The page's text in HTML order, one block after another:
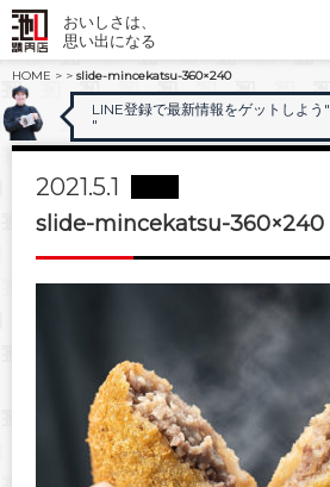
おいしさは、
思い出になる
HOME > > slide-mincekatsu-360×240
LINE登録で最新情報をゲットしよう"
"
2021.5.1
slide-mincekatsu-360×240